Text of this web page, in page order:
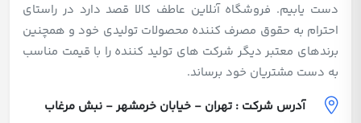
دست یابیم. فروشگاه آنلاین عاطف کالا قصد دارد در راستای
احترام به حقوق مصرف کننده محصولات تولیدی خود و همچنین
برندهای معتبر دیگر شرکت های تولید کننده را با قیمت مناسب
به دست مشتریان خود برساند.
آدرس شرکت : تهران - خیابان خرمشهر - نبش مرغاب